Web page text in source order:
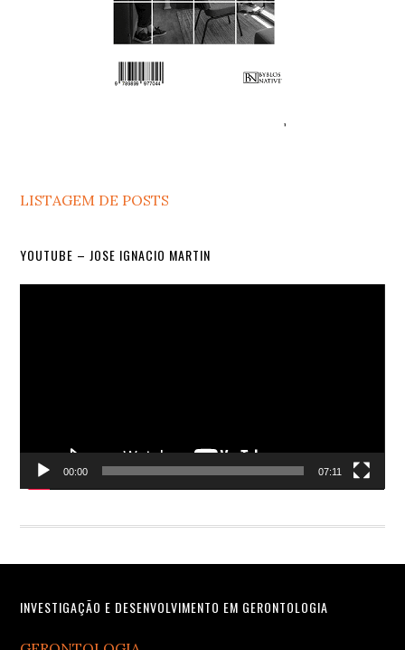
LISTAGEM DE POSTS
YOUTUBE – JOSE IGNACIO MARTIN
00:00 07:11
Footer
INVESTIGAÇÃO E DESENVOLVIMENTO EM GERONTOLOGIA